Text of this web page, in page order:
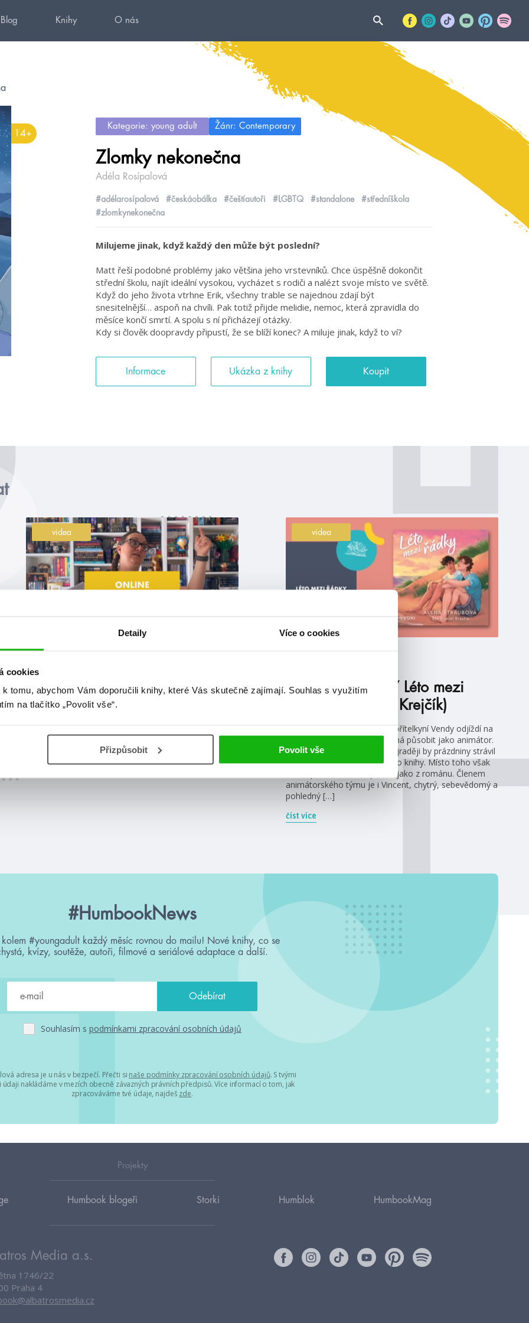
Detaily Více o cookies
cookies
tomu, abychom Vám doporučili knihy, které Vás skutečně zajímají. Souhlas s využitím
na tlačítko „Povolit vše“.
Přizpůsobit Povolit vše
Blog Knihy O nás
14+
Kategorie: young adult Žánr: Contemporary
Zlomky nekonečna
Adéla Rosípalová
#adélarosípalová #českáobálka #češtíautoři #LGBTQ #standalone
#středníškola
#zlomkynekonečna
Milujeme jinak, když každý den může být poslední?
Matt řeší podobné problémy jako většina jeho vrstevníků. Chce úspěšně dokončit
střední školu, najít ideální vysokou, vycházet s rodiči a nalézt svoje místo ve světě.
Když do jeho života vtrhne Erik, všechny trable se najednou zdají být
snesitelnější… aspoň na chvíli. Pak totiž přijde melidie, nemoc, která zpravidla do
měsíce končí smrtí. A spolu s ní přicházejí otázky.
Kdy si člověk doopravdy připustí, že se blíží konec? A miluje jinak, když to ví?
Informace Ukázka z knihy Koupit
videa
#adélarosípalová
3. 9. 2025
Zářijová online merenda 2025
Začíná bohatá podzimní knižní sezona 🤩 Vaše
nemusíte bát, že byste neměli co číst 😁
videa
YA AUDIOKNIHY Léto mezi
řádky (čte Daniel Krejčík)
Osmnáctiletý Denis se svou přítelkyní Vendy odjíždí na
celé léto do Španělska, kde má působit jako animátor.
Ne že by to byl jeho styl – nejraději by prázdniny strávil
doma s nosem zabořeným do knihy. Místo toho však
začne prožívat vlastní příběh jako z románu. Členem
animátorského týmu je i Vincent, chytrý, sebevědomý a
pohledný […]
číst více
#HumbookNews
kolem #youngadult každý měsíc rovnou do mailu! Nové knihy, co se
kvízy, soutěže, autoři, filmové a seriálové adaptace a další.
Souhlasím s podmínkami zpracování osobních údajů
adresa je u nás v bezpečí. Přečti si naše podmínky zpracování osobních údajů. S tvými
nakládáme v mezích obecně závazných právních předpisů. Více informací o tom, jak
zpracováváme tvé údaje, najdeš zde.
Projekty
Humbook blogeři Storki Humblok HumbookMag
Media a.s.
1746/22
Praha 4